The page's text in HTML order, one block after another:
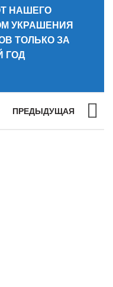
НАШЕГО
УКРАШЕНИЯ
ТОЛЬКО ЗА
ГОД
ПРЕДЫДУЩАЯ